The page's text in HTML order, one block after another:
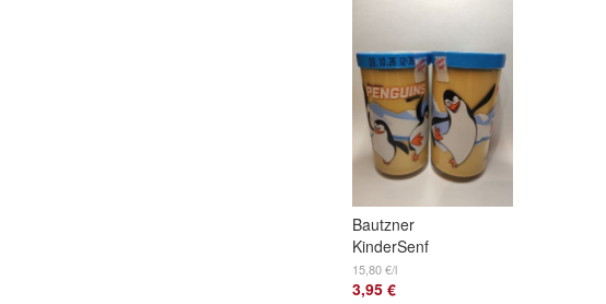
Bautzner
KinderSenf
Penguins
Sammelglas
15,80 €/l
3,95 €